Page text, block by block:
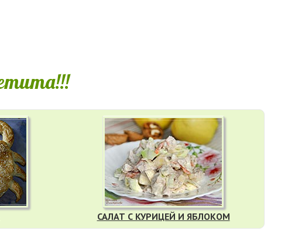
САЛАТ С КУРИЦЕЙ И ЯБЛОКОМ